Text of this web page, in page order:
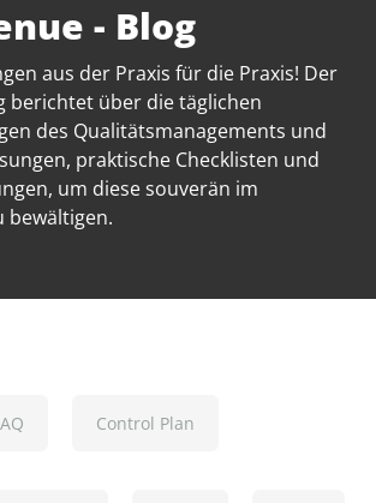
- Blog
aus der Praxis für die Praxis! Der
berichtet über die täglichen
des Qualitätsmanagements und
praktische Checklisten und
um diese souverän im
bewältigen.
Control Plan